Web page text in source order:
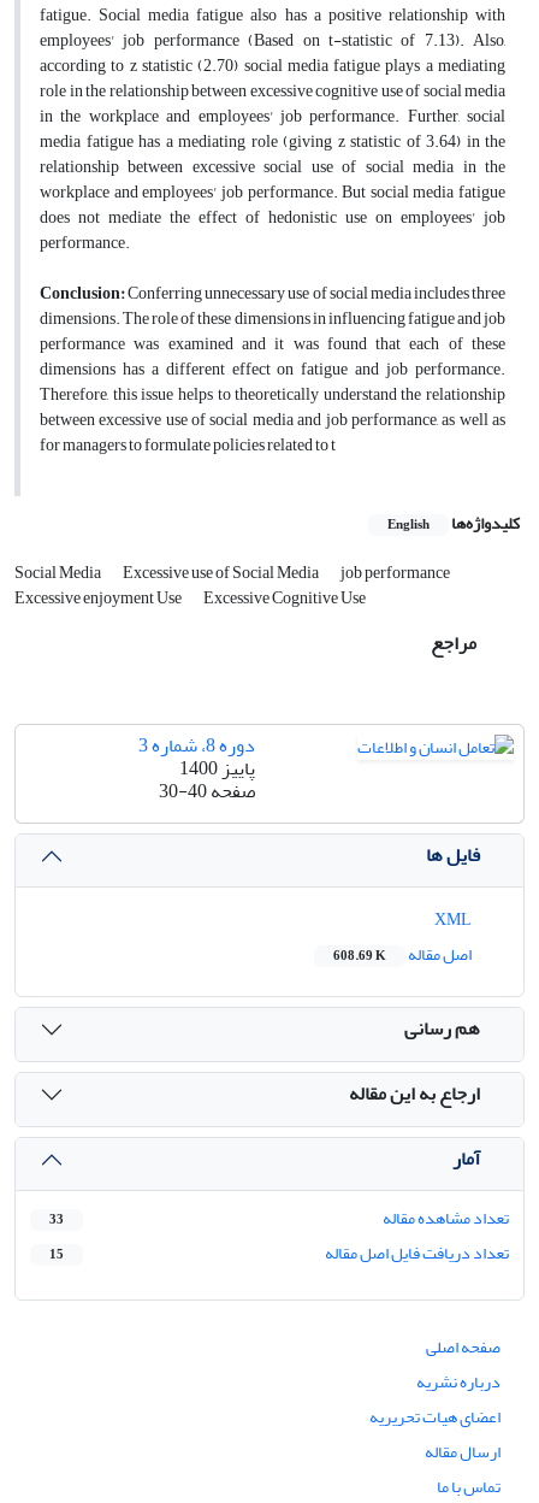
fatigue. Social media fatigue also has a positive relationship with
employees' job performance (Based on t-statistic of 7.13). Also,
according to z statistic (2.70) social media fatigue plays a mediating
role in the relationship between excessive cognitive use of social media
in the workplace and employees' job performance. Further, social
media fatigue has a mediating role (giving z statistic of 3.64) in the
relationship between excessive social use of social media in the
workplace and employees' job performance. But social media fatigue
does not mediate the effect of hedonistic use on employees' job
performance.
Conclusion:Conferring unnecessary use of social media includes three
dimensions. The role of these dimensions in influencing fatigue and job
performance was examined and it was found that each of these
dimensions has a different effect on fatigue and job performance.
Therefore, this issue helps to theoretically understand the relationship
between excessive use of social media and job performance, as well as
for managers to formulate policies related to t
کلیدواژه‌ها English
Social Media Excessive use of Social Media job performance
Excessive enjoyment Use Excessive Cognitive Use
مراجع
دوره 8، شماره 3
پاییز 1400
صفحه30-40
فایل ها
اصل مقاله
608.69 K
هم رسانی
ارجاع به این مقاله
آمار
تعداد مشاهده مقاله 33
تعداد دریافت فایل اصل مقاله 15
صفحه اصلی
درباره نشریه
اعضای هیات تحریریه
ارسال مقاله
تماس با ما